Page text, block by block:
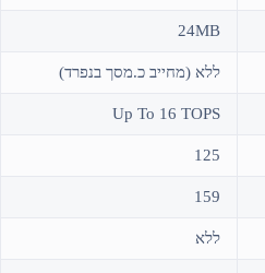
24MB
ללא (מחייב כ.מסך בנפרד)
Up To 16 TOPS
125
159
ללא